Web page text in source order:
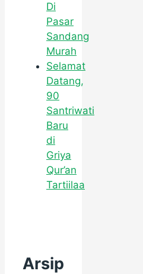
Di
Pasar
Sandang
Murah
Selamat
Datang,
90
Santriwati
Baru
di
Griya
Qur’an
Tartiilaa
Arsip